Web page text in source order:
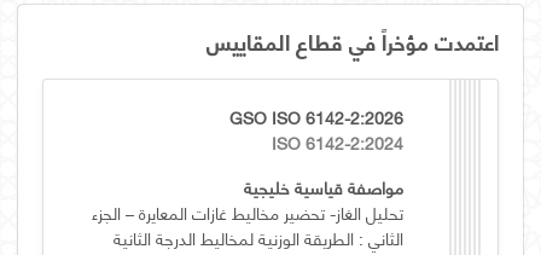
اعتمدت مؤخراً في قطاع المقاييس
GSO ISO 6142-2:2026
ISO 6142-2:2024
مواصفة قياسية خليجية
تحليل الغاز- تحضير مخاليط غازات المعايرة – الجزء
الثاني : الطريقة الوزنية لمخاليط الدرجة الثانية